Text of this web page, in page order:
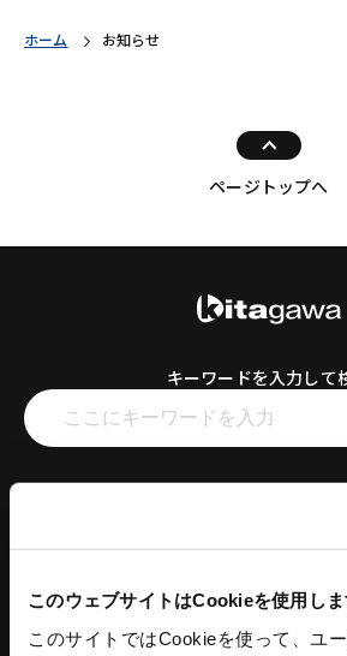
このウェブサイトはCookieを使用し
このサイトではCookieを使って、ユ
ホーム お知らせ
ページトップへ
キーワードを入力して
工作機器
スタンダードチャック
アドバンスチャック
コン
コンクリ
コンクリ